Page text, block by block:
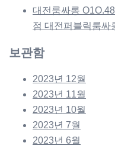
대전룸싸롱
점 대전퍼블릭룸싸
보관함
2023년 12월
2023년 11월
2023년 10월
2023년 7월
2023년 6월